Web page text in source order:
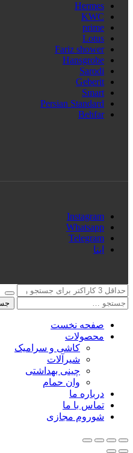
Hermes
KWC
prime
Lotus
Fariz shower
Hansgrobe
Sarodi
Geberit
Smart
Persian Standard
Behfar
Instagram
Whatsapp
Telegram
ایتا
صفحه نخست
محصولات
کاشی و سرامیک
شیرآلات
چینی بهداشتی
وان حمام
درباره ما
تماس با ما
شوروم مجازی